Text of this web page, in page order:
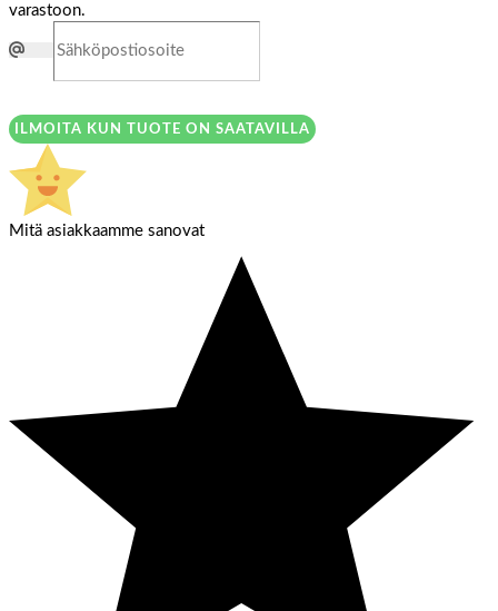
varastoon.
ILMOITA KUN TUOTE ON SAATAVILLA
Mitä asiakkaamme sanovat